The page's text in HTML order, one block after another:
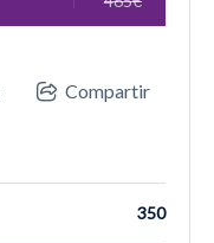
Compartir
350